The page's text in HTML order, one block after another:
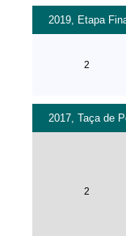
2019, Etapa
2
2017, Taça de
2